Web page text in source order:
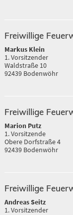
Freiwillige
Markus Klein
1. Vorsitzender
Waldstraße 10
92439 Bodenwöhr
Freiwillige
Marion Putz
1. Vorsitzende
Obere Dorfstraße 4
92439 Bodenwöhr
Freiwillige
Andreas Seitz
1. Vorsitzender